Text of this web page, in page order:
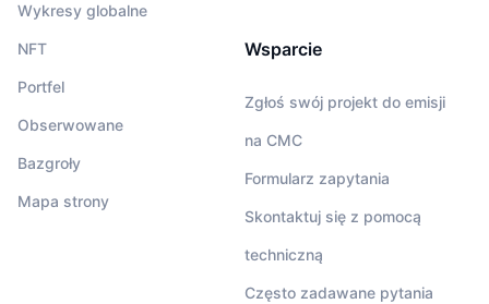
Wykresy globalne
NFT
Portfel
Obserwowane
Bazgroły
Mapa strony
Wsparcie
Zgłoś swój projekt do emisji
na CMC
Formularz zapytania
Skontaktuj się z pomocą
techniczną
Często zadawane pytania